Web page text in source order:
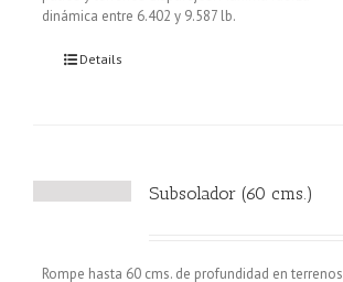
dinámica entre 6.402 y 9.587 lb.
Details
Subsolador (60 cms.)
Rompe hasta 60 cms. de profundidad en terrenos